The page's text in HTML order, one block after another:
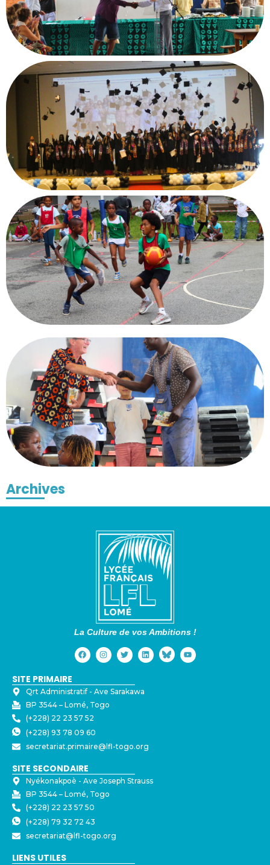
Archives
La Culture de vos Ambitions !
SITE PRIMAIRE
Qrt Administratif - ⁠Ave Sarakawa
BP 3544 – Lomé, Togo
(+228) 22 23 57 52
(+228) 93 78 09 60
secretariat.primaire@lfl-togo.org
SITE SECONDAIRE
Nyékonakpoè - ⁠Ave Joseph Strauss
BP 3544 – Lomé, Togo
(+228) 22 23 57 50
(+228) 79 32 72 43
secretariat@lfl-togo.org
LIENS UTILES